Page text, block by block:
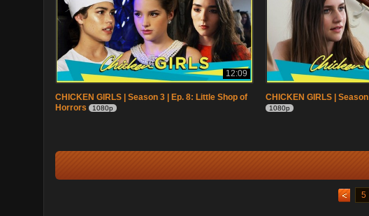
12:09
CHICKEN GIRLS | Season 3 | Ep. 8: Little Shop of
Horrors
1080p
CHICKEN GIRLS |
1080p
5